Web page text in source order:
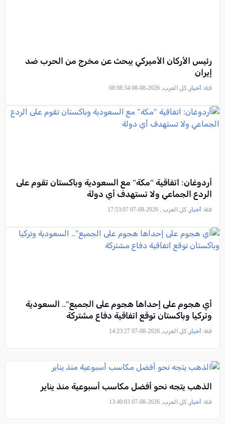
رئيس الأركان الأميركي يبحث عن مخرج من الحرب ضد
إيران
فئة: أخبار , كل العرب, 2026-08-08 08:08:34
أردوغان: اتفاقية "مكة" مع السعودية وباكستان تقوم على
الردع الجماعي ولا تستهدف أي دولة
فئة: أخبار , كل العرب , 2026-08-07 17:53:07
أي هجوم على إحداها هجوم على الجميع".. السعودية
وتركيا وباكستان توقع اتفاقية دفاع مشتركة
فئة: أخبار , كل العرب, 2026-08-07 14:23:27
الذهب يتجه نحو أفضل مكاسب أسبوعية منذ يناير
فئة: أخبار , كل العرب, 2026-08-07 13:40:03